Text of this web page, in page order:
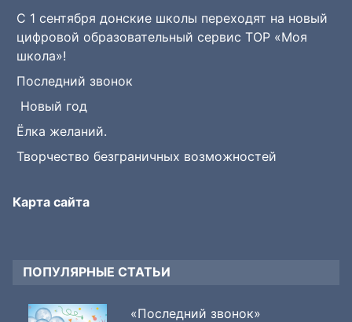
С 1 сентября донские школы переходят на новый
цифровой образовательный сервис ТОР «Моя
школа»!
Последний звонок
Новый год
Ёлка желаний.
Творчество безграничных возможностей
Карта сайта
ПОПУЛЯРНЫЕ СТАТЬИ
«Последний звонок»